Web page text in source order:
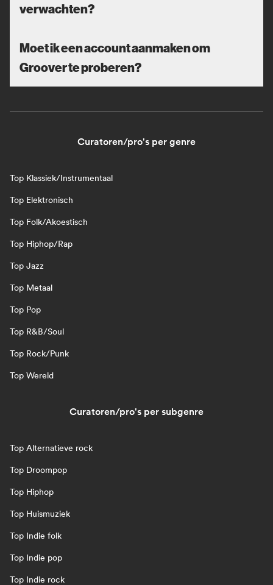
verwachten?
Moet ik een account aanmaken om
Groover te proberen?
Curatoren/pro's per genre
Top Klassiek/Instrumentaal
Top Elektronisch
Top Folk/Akoestisch
Top Hiphop/Rap
Top Jazz
Top Metaal
Top Pop
Top R&B/Soul
Top Rock/Punk
Top Wereld
Curatoren/pro's per subgenre
Top Alternatieve rock
Top Droompop
Top Hiphop
Top Huismuziek
Top Indie folk
Top Indie pop
Top Indie rock